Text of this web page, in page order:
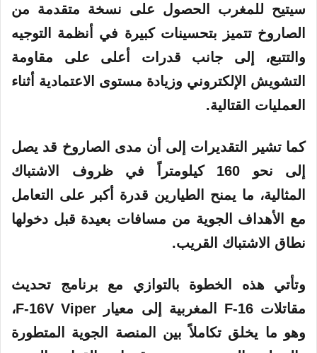
سيتيح للمغرب الحصول على نسخة متقدمة من
الصاروخ تتميز بتحسينات كبيرة في أنظمة التوجيه
والتتبع، إلى جانب قدرات أعلى على مقاومة
التشويش الإلكتروني وزيادة مستوى الاعتمادية أثناء
العمليات القتالية.
كما تشير التقديرات إلى أن مدى الصاروخ قد يصل
إلى نحو 160 كيلومتراً في ظروف الاشتباك
المثالية، ما يمنح الطيارين قدرة أكبر على التعامل
مع الأهداف الجوية من مسافات بعيدة قبل دخولها
نطاق الاشتباك القريب.
وتأتي هذه الخطوة بالتوازي مع برنامج تحديث
مقاتلات F-16 المغربية إلى معيار F-16V Viper،
وهو ما يخلق تكاملاً بين المنصة الجوية المتطورة